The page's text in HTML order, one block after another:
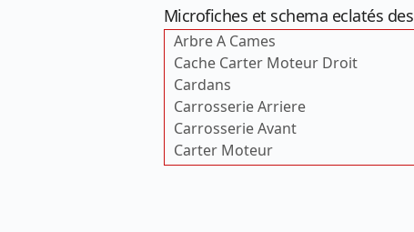
Microfiches et schema eclatés des
Arbre A Cames
Cache Carter Moteur Droit
Cardans
Carrosserie Arriere
Carrosserie Avant
Carter Moteur
Carter Moteur Droit